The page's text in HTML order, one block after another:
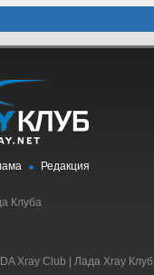
Редакция
Клуба
Xray Club | Лада Xray Клуб